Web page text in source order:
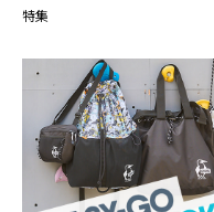
特集